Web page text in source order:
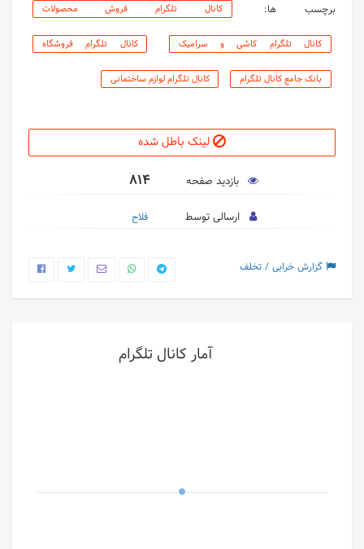
برچسب ها: کانال تلگرام فروش محصولات
کانال تلگرام کاشی و سرامیک کانال تلگرام فروشگاه
بانک جامع کانال تلگرام کانال تلگرام لوازم ساختمانی
لینک باطل شده
بازدید صفحه 814
ارسالی توسط فلاح
گزارش خرابی / تخلف
آمار کانال تلگرام